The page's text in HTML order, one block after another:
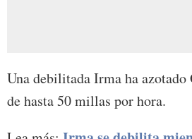
Una debilitada Irma ha
de hasta 50 millas por hora.